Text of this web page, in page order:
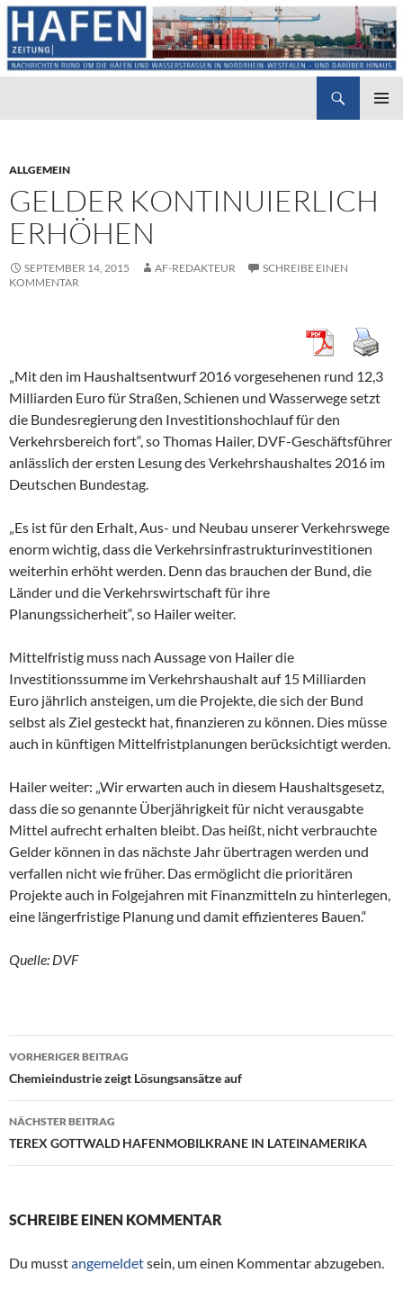
ALLGEMEIN
GELDER KONTINUIERLICH
ERHÖHEN
SEPTEMBER 14, 2015 AF-REDAKTEUR
SCHREIBE EINEN
KOMMENTAR
„Mit den im Haushaltsentwurf 2016 vorgesehenen rund 12,3
Milliarden Euro für Straßen, Schienen und Wasserwege setzt
die Bundesregierung den Investitionshochlauf für den
Verkehrsbereich fort“, so Thomas Hailer, DVF-Geschäftsführer
anlässlich der ersten Lesung des Verkehrshaushaltes 2016 im
Deutschen Bundestag.
„Es ist für den Erhalt, Aus- und Neubau unserer Verkehrswege
enorm wichtig, dass die Verkehrsinfrastrukturinvestitionen
weiterhin erhöht werden. Denn das brauchen der Bund, die
Länder und die Verkehrswirtschaft für ihre
Planungssicherheit“, so Hailer weiter.
Mittelfristig muss nach Aussage von Hailer die
Investitionssumme im Verkehrshaushalt auf 15 Milliarden
Euro jährlich ansteigen, um die Projekte, die sich der Bund
selbst als Ziel gesteckt hat, finanzieren zu können. Dies müsse
auch in künftigen Mittelfristplanungen berücksichtigt werden.
Hailer weiter: „Wir erwarten auch in diesem Haushaltsgesetz,
dass die so genannte Überjährigkeit für nicht verausgabte
Mittel aufrecht erhalten bleibt. Das heißt, nicht verbrauchte
Gelder können in das nächste Jahr übertragen werden und
verfallen nicht wie früher. Das ermöglicht die prioritären
Projekte auch in Folgejahren mit Finanzmitteln zu hinterlegen,
eine längerfristige Planung und damit effizienteres Bauen.“
Quelle: DVF
Beitragsnavigation
VORHERIGER BEITRAG
Chemieindustrie zeigt Lösungsansätze auf
NÄCHSTER BEITRAG
TEREX GOTTWALD HAFENMOBILKRANE IN LATEINAMERIKA
SCHREIBE EINEN KOMMENTAR
Du musstangemeldetsein, um einen Kommentar abzugeben.